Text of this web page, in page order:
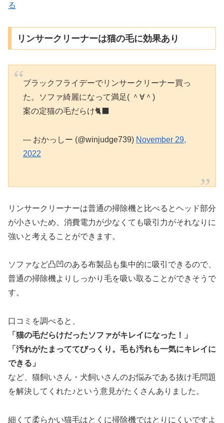
る
リンサークリーナーは猫の毛に効果あり
ブラックフライデーでリンサークリーナー買っ
た。ソファ綺麗になって満足( ＾∀＾)
案の定猫の毛だらけ🐈‍⬛
— おかっしー (@winjudge739) November 29,
2022
リンサークリーナーは普通の掃除機と比べるとヘッド部分
が小さいため、消費電力が少なくても吸引力がそれなりに
強いと考えることができます。
ソファなど凸凹のある布製品も集中的に吸引できるので、
普通の掃除機よりしっかり毛を吸い取ることができそうで
す。
口コミを調べると、
「猫の毛だらけだったソファがキレイになった！」
「汚れがたまっててびっくり。毛も汚れも一気にキレイに
できる」
など、猫飼いさん・犬飼いさんのお悩みである抜け毛問題
を解決してくれた♪という意見がたくさんありました。
細くて柔らかい猫毛はとくに掃除機ではとりにくいですよ